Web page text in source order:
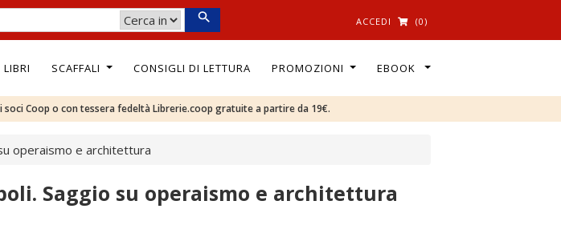
ACCEDI (0)
LIBRI SCAFFALI CONSIGLI DI LETTURA PROMOZIONI EBOOK
Coop o con tessera fedeltà Librerie.coop gratuite a partire da 19€.
operaismo e architettura
Saggio su operaismo e architettura